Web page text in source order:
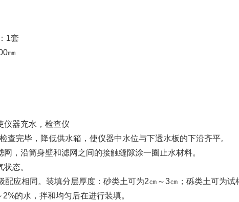
1套
㎜
仪器充水，检查仪
查完毕，降低供水箱，使仪器中水位与下透水板的下沿齐平。
，沿筒身壁和滤网之间的接触缝隙涂一圈止水材料。
态。
应相同。装填分层厚度：砂类土可为2㎝～3㎝；砾类土可为试
的水，拌和均匀后在进行装填。